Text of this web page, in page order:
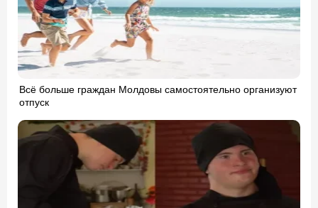
Всё больше граждан Молдовы самостоятельно организуют
отпуск